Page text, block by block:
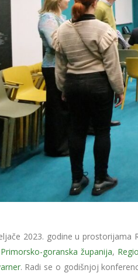
2023. godine u prostorijama
Primorsko-goranska županija,
. Radi se o godišnjoj